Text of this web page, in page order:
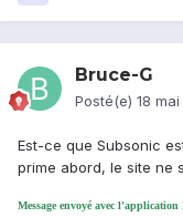
Bruce-G
Posté(e) 18 mai
Est-ce que Subsonic
prime abord, le site ne
Message envoyé avec